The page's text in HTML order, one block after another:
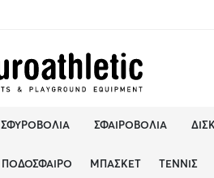
ΣΦΥΡΟΒΟΛΊΑ ΣΦΑΙΡΟΒΟΛΊΑ
ΠΟΔΌΣΦΑΙΡΟ ΜΠΆΣΚΕΤ ΤΈΝΝΙΣ